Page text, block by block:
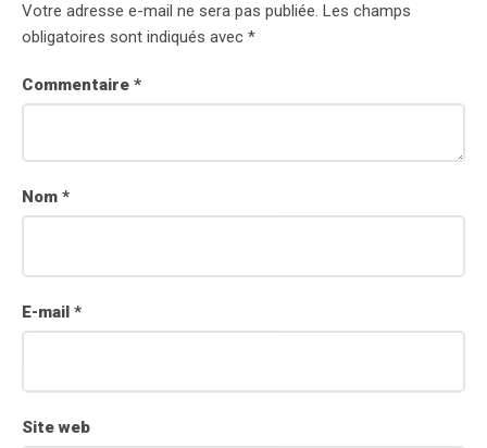
Votre adresse e-mail ne sera pas publiée. Les champs
obligatoires sont indiqués avec *
Commentaire *
Nom *
E-mail *
Site web